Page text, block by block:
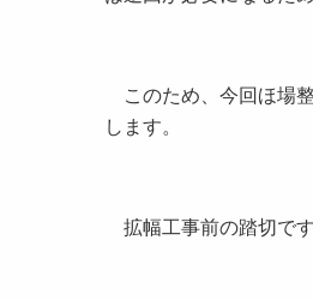
このため、今回ほ場
します。
拡幅工事前の踏切です